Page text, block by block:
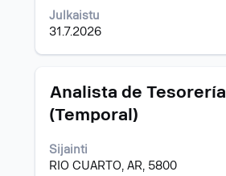
Julkaistu
31.7.2026
Ammattinimike
Analista de Tesorería
(Temporal)
Sijainti
RIO CUARTO, AR, 5800
Valitse
jos
nähdä
työpaikan